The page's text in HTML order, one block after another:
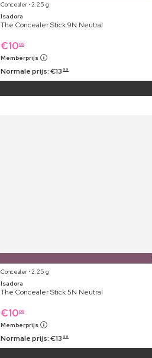
Concealer ⋅ 2.25 g
Isadora
The Concealer Stick 9N Neutral
€1009
Memberprijs
Normale prijs:€13 99
Concealer ⋅ 2.25 g
Isadora
The Concealer Stick 5N Neutral
€1009
Memberprijs
Normale prijs:€13 99